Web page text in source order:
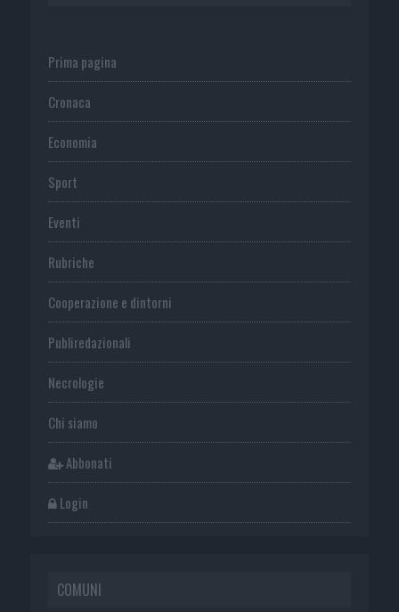
Prima pagina
Cronaca
Economia
Sport
Eventi
Rubriche
Cooperazione e dintorni
Publiredazionali
Necrologie
Chi siamo
Abbonati
Login
COMUNI